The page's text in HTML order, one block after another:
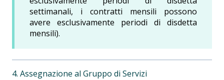
settimanali, i contratti mensili possono
avere esclusivamente periodi di disdetta
mensili).
4. Assegnazione al Gruppo di Servizi